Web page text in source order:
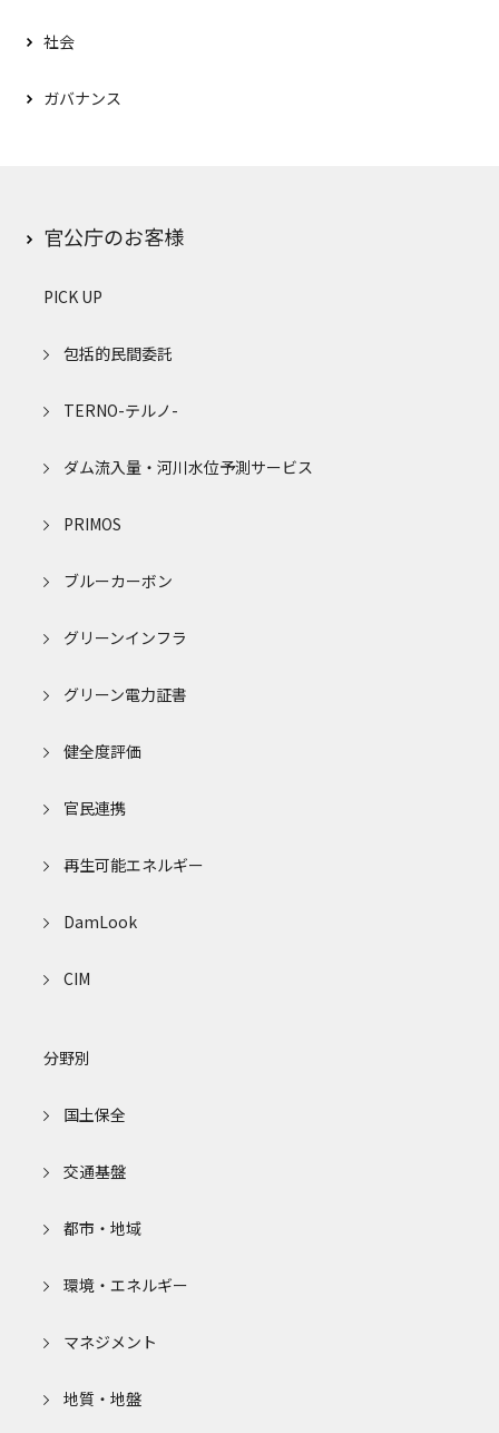
社会
ガバナンス
官公庁のお客様
PICK UP
包括的民間委託
TERNO-テルノ-
ダム流入量・河川水位予測サービス
PRIMOS
ブルーカーボン
グリーンインフラ
グリーン電力証書
健全度評価
官民連携
再生可能エネルギー
DamLook
CIM
分野別
国土保全
交通基盤
都市・地域
環境・エネルギー
マネジメント
地質・地盤